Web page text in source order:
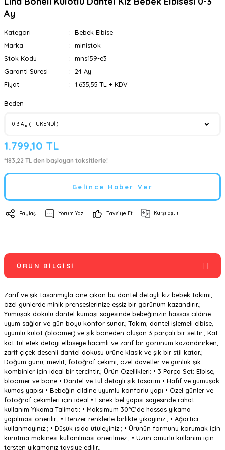
Ay
Kategori
Bebek Elbise
Marka
ministok
Stok Kodu
mns159-e3
Garanti Süresi
24 Ay
Fiyat
1.635,55 TL + KDV
Beden
1.799,10 TL
*183,22 TL den başlayan taksitlerle!
Gelince Haber Ver
Paylaş Yorum Yaz Tavsiye Et Karşılaştır
ÜRÜN BILGISI
Zarif ve şık tasarımıyla öne çıkan bu dantel detaylı kız bebek takımı,
özel günlerde minik prenseslerinize eşsiz bir görünüm kazandırır.;
Yumuşak dokulu dantel kumaşı sayesinde bebeğinizin hassas cildine
uyum sağlar ve gün boyu konfor sunar.; Takım; dantel işlemeli elbise,
uyumlu külot (bloomer) ve şık boneden oluşan 3 parçalı bir settir.; Kat
kat tül etek detayı elbiseye hacimli ve zarif bir görünüm kazandırırken,
zarif çiçek desenli dantel dokusu ürüne klasik ve şık bir stil katar.;
Doğum günü, mevlit, fotoğraf çekimi, özel davetler ve günlük şık
kombinler için ideal bir tercihtir.; Ürün Özellikleri: • 3 Parça Set: Elbise,
bloomer ve bone • Dantel ve tül detaylı şık tasarım • Hafif ve yumuşak
kumaş yapısı • Bebeğin cildine uyumlu konforlu yapı • Özel günler ve
fotoğraf çekimleri için ideal • Esnek bel yapısı sayesinde rahat
kullanım Yıkama Talimatı: • Maksimum 30°C’de hassas yıkama
yapılması önerilir.; • Benzer renklerle birlikte yıkayınız.; • Ağartıcı
kullanmayınız.; • Düşük ısıda ütüleyiniz.; • Ürünün formunu korumak için
kurutma makinesi kullanılması önerilmez.; • Uzun ömürlü kullanım için
tersten yıkamanız tavsiye edilir.;